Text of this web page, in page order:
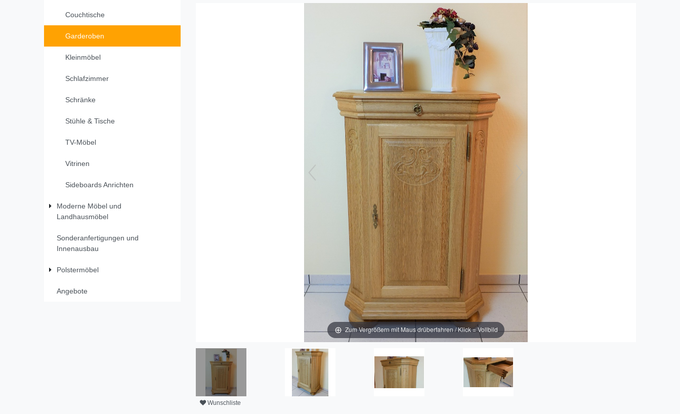
Couchtische
Garderoben
Kleinmöbel
Schlafzimmer
Schränke
Stühle & Tische
TV-Möbel
Vitrinen
Sideboards Anrichten
Moderne Möbel und
Landhausmöbel
Sonderanfertigungen und
Innenausbau
Polstermöbel
Angebote
Zum Vergrößern mit Maus drüberfahren / Klick = Vollbild
Wunschliste